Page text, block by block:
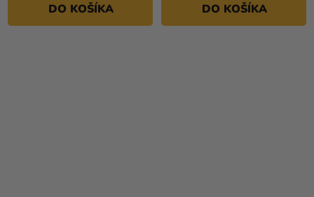
DO KOŠÍKA DO KOŠÍKA